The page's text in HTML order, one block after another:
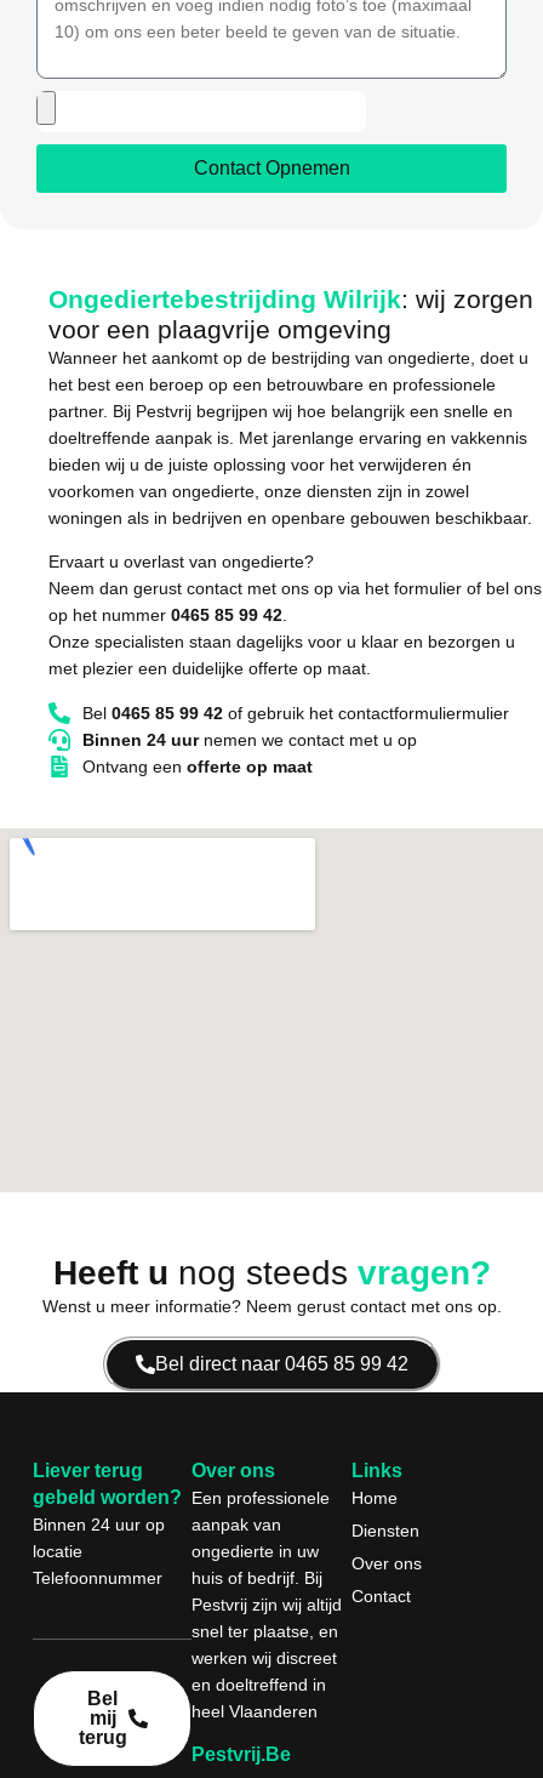
Contact Opnemen
Ongediertebestrijding Wilrijk: wij zorgen
voor een plaagvrije omgeving
Wanneer het aankomt op de bestrijding van ongedierte, doet u
het best een beroep op een betrouwbare en professionele
partner. Bij Pestvrij begrijpen wij hoe belangrijk een snelle en
doeltreffende aanpak is. Met jarenlange ervaring en vakkennis
bieden wij u de juiste oplossing voor het verwijderen én
voorkomen van ongedierte, onze diensten zijn in zowel
woningen als in bedrijven en openbare gebouwen beschikbaar.
Ervaart u overlast van ongedierte?
Neem dan gerust contact met ons op via het formulier of bel ons
op het nummer 0465 85 99 42.
Onze specialisten staan dagelijks voor u klaar en bezorgen u
met plezier een duidelijke offerte op maat.
Bel 0465 85 99 42of gebruik het contactformuliermulier
Binnen 24 uurnemen we contact met u op
Ontvang een offerte op maat
Heeft u nog steeds vragen?
Wenst u meer informatie? Neem gerust contact met ons op.
Bel direct naar 0465 85 99 42
Over ons
Een professionele
aanpak van
ongedierte in uw
huis of bedrijf. Bij
Pestvrij zijn wij altijd
snel ter plaatse, en
werken wij discreet
en doeltreffend in
heel Vlaanderen
Pestvrij.be
Links
Home
Diensten
Over ons
Contact
Liever terug
gebeld worden?
Binnen 24 uurop
locatie
Telefoonnummer
Bel
mij
terug